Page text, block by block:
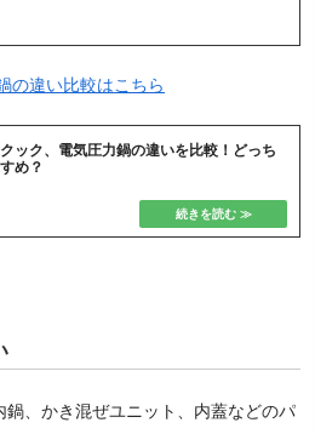
の違い比較はこちら
ック、電気圧力鍋の違いを比較！どっち
め？
、かき混ぜユニット、内蓋などのパ